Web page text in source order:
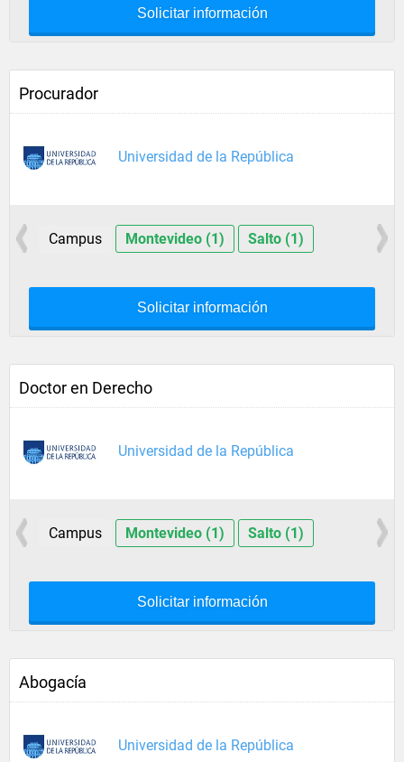
Solicitar información
Procurador
Universidad de la República
Campus Montevideo (1) Salto (1)
Solicitar información
Doctor en Derecho
Universidad de la República
Campus Montevideo (1) Salto (1)
Solicitar información
Abogacía
Universidad de la República